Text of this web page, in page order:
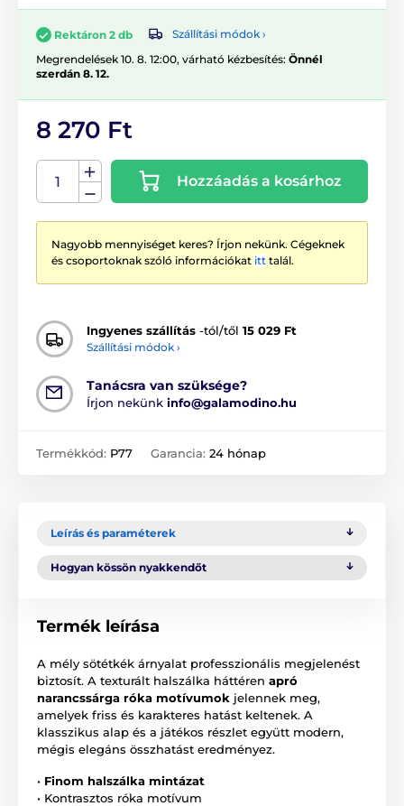
Rektáron 2 db
Szállítási módok ›
Megrendelések 10. 8. 12:00, várható kézbesítés: Önnél
szerdán 8. 12.
8 270 Ft
Hozzáadás a kosárhoz
Nagyobb mennyiséget keres? Írjon nekünk. Cégeknek
és csoportoknak szóló információkat itt talál.
Ingyenes szállítás -tól/től 15 029 Ft
Szállítási módok ›
Tanácsra van szüksége?
Írjon nekünk info@galamodino.hu
Termékkód: P77 Garancia: 24 hónap
Leírás és paraméterek
Hogyan kössön nyakkendőt
Termék leírása
A mély sötétkék árnyalat professzionális megjelenést
biztosít. A texturált halszálka háttéren apró
narancssárga róka motívumok jelennek meg,
amelyek friss és karakteres hatást keltenek. A
klasszikus alap és a játékos részlet együtt modern,
mégis elegáns összhatást eredményez.
• Finom halszálka mintázat
• Kontrasztos róka motívum